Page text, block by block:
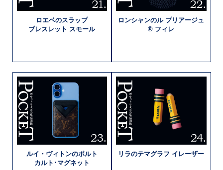
ロエベのスラップ
ブレスレット スモール
ロンシャンのル プリアージュ
® フィレ
ルイ・ヴィトンのポルト
カルト･ マグネット
リラのテマグラフ イレーザー